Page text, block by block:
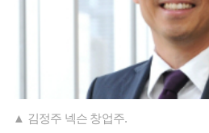
▲ 김정주 넥슨 창업주.